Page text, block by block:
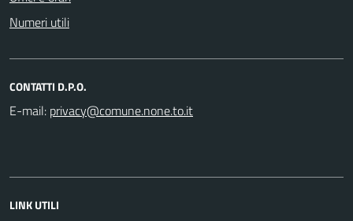
Numeri utili
CONTATTI D.P.O.
E-mail:
LINK UTILI